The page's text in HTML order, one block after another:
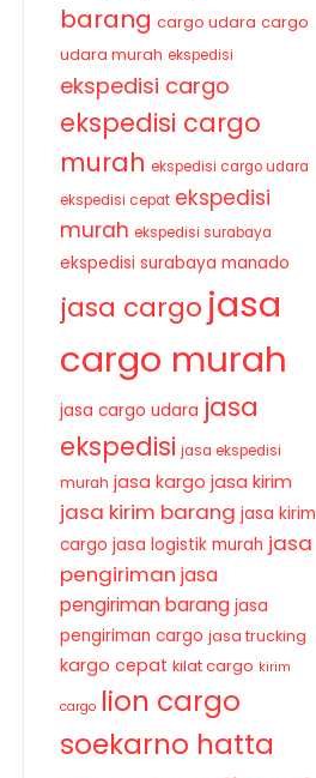
barang cargo udara cargo
udara murah ekspedisi
ekspedisi cargo
ekspedisi cargo
murah ekspedisi cargo udara
ekspedisi cepat ekspedisi
murah ekspedisi surabaya
ekspedisi surabaya manado
jasa cargo jasa
cargo murah
jasa cargo udara jasa
ekspedisi jasa ekspedisi
murah jasa kargo jasa kirim
jasa kirim barang jasa kirim
cargo jasa logistik murah jasa
pengiriman jasa
pengiriman barang jasa
pengiriman cargo jasa trucking
kargo cepat kilat cargo kirim
cargo lion cargo
soekarno hatta